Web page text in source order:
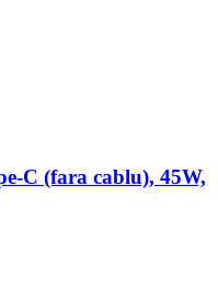
C (fara cablu), 45W,